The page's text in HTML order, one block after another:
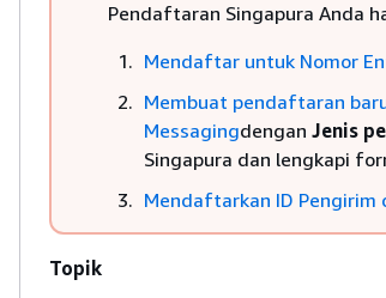
Pendaftaran Singapura Anda
Mendaftar untuk Nomor
Membuat pendaftaran
Messagingdengan Jenis
Singapura dan lengkapi
Mendaftarkan ID Pengirim
Topik